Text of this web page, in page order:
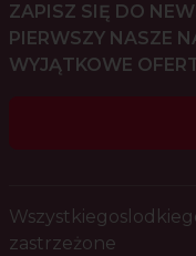
ZAPISZ SIĘ DO
PIERWSZY NASZE
WYJĄTKOWE
zastrzeżone